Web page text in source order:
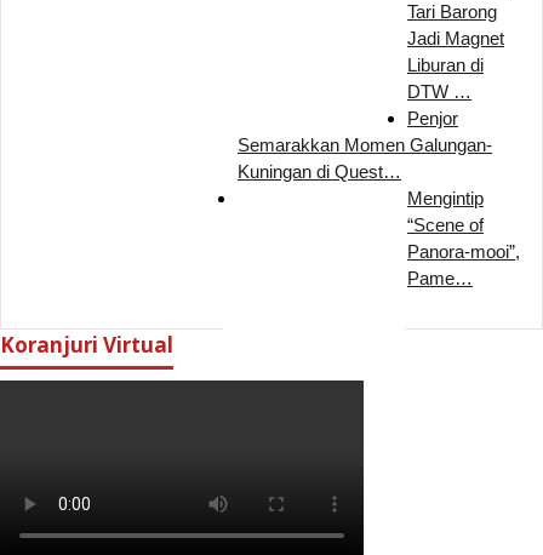
Tari Barong
Jadi Magnet
Liburan di
DTW …
Penjor
Semarakkan Momen Galungan-
Kuningan di Quest…
Mengintip
“Scene of
Panora-mooi”,
Pame…
Koranjuri Virtual